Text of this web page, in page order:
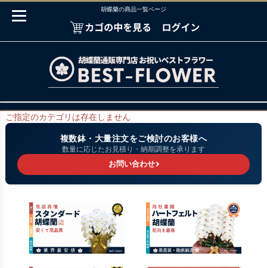
胡蝶蘭の商品一覧ページ
ご指定のカテゴリは存在しません
複数鉢・大量注文をご検討のお客様へ
数量に応じたお見積り・納期調整を承ります
お問い合わせ